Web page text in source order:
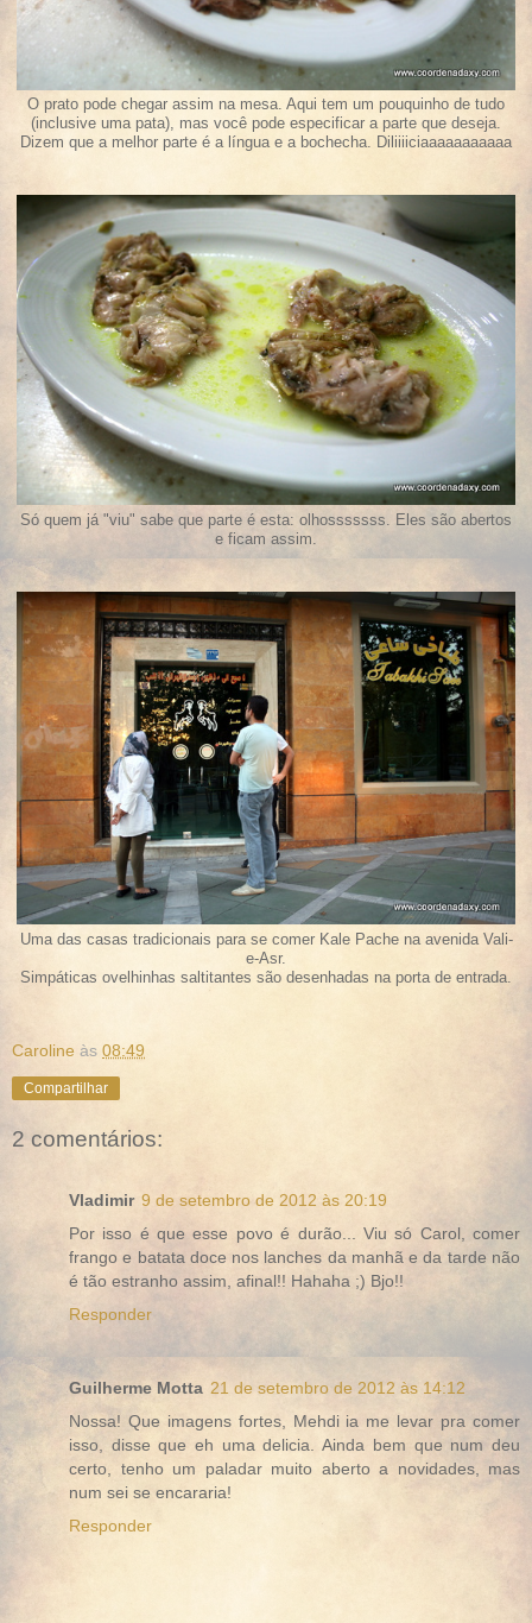
O prato pode chegar assim na mesa. Aqui tem um pouquinho de tudo
(inclusive uma pata), mas você pode especificar a parte que deseja.
Dizem que a melhor parte é a língua e a bochecha. Diliiiiciaaaaaaaaaaa
Só quem já "viu" sabe que parte é esta: olhosssssss. Eles são abertos
e ficam assim.
Uma das casas tradicionais para se comer Kale Pache na avenida Vali-
e-Asr.
Simpáticas ovelhinhas saltitantes são desenhadas na porta de entrada.
Caroline às 08:49
Compartilhar
2 comentários:
Vladimir 9 de setembro de 2012 às 20:19
Por isso é que esse povo é durão... Viu só Carol, comer
frango e batata doce nos lanches da manhã e da tarde não
é tão estranho assim, afinal!! Hahaha ;) Bjo!!
Responder
Guilherme Motta 21 de setembro de 2012 às 14:12
Nossa! Que imagens fortes, Mehdi ia me levar pra comer
isso, disse que eh uma delicia. Ainda bem que num deu
certo, tenho um paladar muito aberto a novidades, mas
num sei se encararia!
Responder